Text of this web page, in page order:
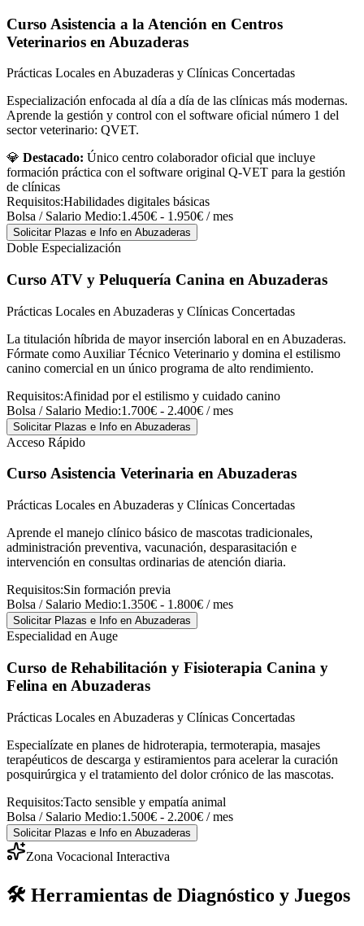
Curso Asistencia a la Atención en Centros
Veterinarios en Abuzaderas
Prácticas Locales en Abuzaderas y Clínicas Concertadas
Especialización enfocada al día a día de las clínicas más modernas.
Aprende la gestión y control con el software oficial número 1 del
sector veterinario: QVET.
💎 Destacado: Único centro colaborador oficial que incluye
formación práctica con el software original Q-VET para la gestión
de clínicas
Requisitos:Habilidades digitales básicas
Bolsa / Salario Medio:1.450€ - 1.950€ / mes
Solicitar Plazas e Info en Abuzaderas
Doble Especialización
Curso ATV y Peluquería Canina en Abuzaderas
Prácticas Locales en Abuzaderas y Clínicas Concertadas
La titulación híbrida de mayor inserción laboral en en Abuzaderas.
Fórmate como Auxiliar Técnico Veterinario y domina el estilismo
canino comercial en un único programa de alto rendimiento.
Requisitos:Afinidad por el estilismo y cuidado canino
Bolsa / Salario Medio:1.700€ - 2.400€ / mes
Solicitar Plazas e Info en Abuzaderas
Acceso Rápido
Curso Asistencia Veterinaria en Abuzaderas
Prácticas Locales en Abuzaderas y Clínicas Concertadas
Aprende el manejo clínico básico de mascotas tradicionales,
administración preventiva, vacunación, desparasitación e
intervención en consultas ordinarias de atención diaria.
Requisitos:Sin formación previa
Bolsa / Salario Medio:1.350€ - 1.800€ / mes
Solicitar Plazas e Info en Abuzaderas
Especialidad en Auge
Curso de Rehabilitación y Fisioterapia Canina y
Felina en Abuzaderas
Prácticas Locales en Abuzaderas y Clínicas Concertadas
Especialízate en planes de hidroterapia, termoterapia, masajes
terapéuticos de descarga y estiramientos para acelerar la curación
posquirúrgica y el tratamiento del dolor crónico de las mascotas.
Requisitos:Tacto sensible y empatía animal
Bolsa / Salario Medio:1.500€ - 2.200€ / mes
Solicitar Plazas e Info en Abuzaderas
Zona Vocacional Interactiva
🛠️ Herramientas de Diagnóstico y Juegos